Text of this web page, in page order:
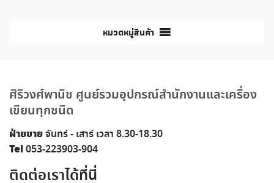
หมวดหมู่สินค้า
ศิริวงศ์พานิช ศูนย์รวมอุปกรณ์สำนักงานและเครื่อง
เขียนทุกชนิด
ฝ่ายขายจันทร์ - เสาร์ เวลา 8.30-18.30
Tel053-223903-904
ติดต่อเราได้ที่นี่